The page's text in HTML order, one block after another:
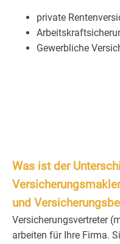
private
Gewerbliche
Was ist der
und
Versicherungsvertreter
arbeiten für Ihre Firma.